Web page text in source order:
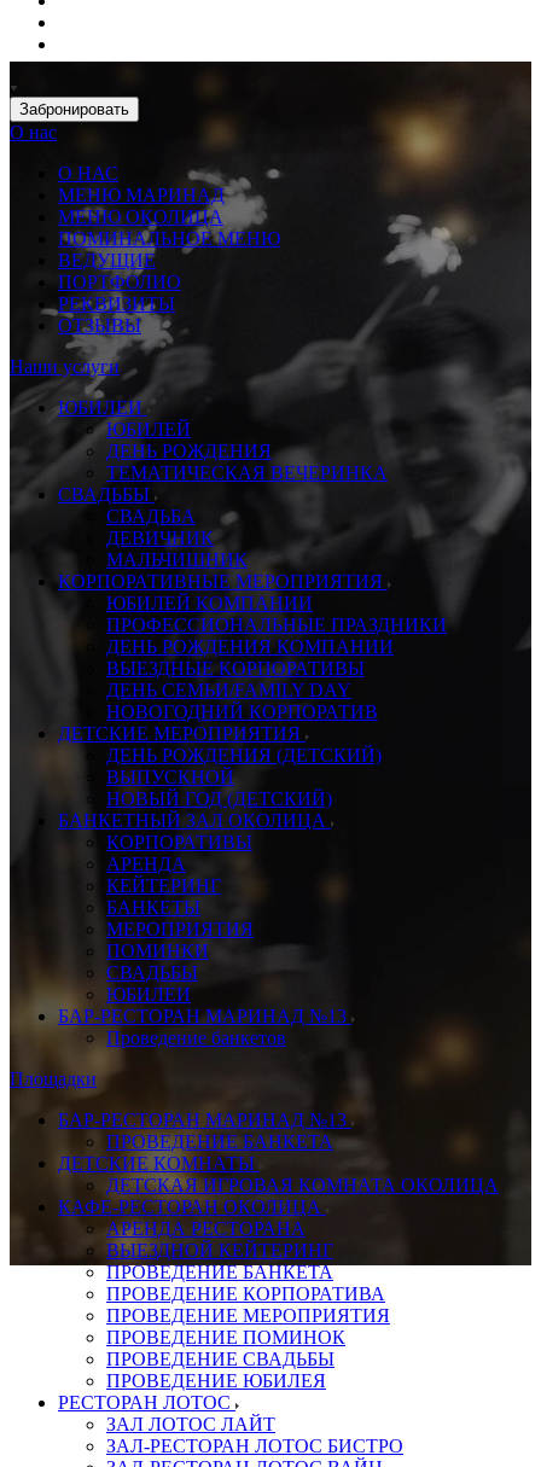
Забронировать
О нас
О НАС
МЕНЮ МАРИНАД
МЕНЮ ОКОЛИЦА
ПОМИНАЛЬНОЕ МЕНЮ
ВЕДУЩИЕ
ПОРТФОЛИО
РЕКВИЗИТЫ
ОТЗЫВЫ
Наши услуги
ЮБИЛЕИ
ЮБИЛЕЙ
ДЕНЬ РОЖДЕНИЯ
ТЕМАТИЧЕСКАЯ ВЕЧЕРИНКА
СВАДЬБЫ
СВАДЬБА
ДЕВИЧНИК
МАЛЬЧИШНИК
КОРПОРАТИВНЫЕ МЕРОПРИЯТИЯ
ЮБИЛЕЙ КОМПАНИИ
ПРОФЕССИОНАЛЬНЫЕ ПРАЗДНИКИ
ДЕНЬ РОЖДЕНИЯ КОМПАНИИ
ВЫЕЗДНЫЕ КОРПОРАТИВЫ
ДЕНЬ СЕМЬИ/FAMILY DAY
НОВОГОДНИЙ КОРПОРАТИВ
ДЕТСКИЕ МЕРОПРИЯТИЯ
ДЕНЬ РОЖДЕНИЯ (ДЕТСКИЙ)
ВЫПУСКНОЙ
НОВЫЙ ГОД (ДЕТСКИЙ)
БАНКЕТНЫЙ ЗАЛ ОКОЛИЦА
КОРПОРАТИВЫ
АРЕНДА
КЕЙТЕРИНГ
БАНКЕТЫ
МЕРОПРИЯТИЯ
ПОМИНКИ
СВАДЬБЫ
ЮБИЛЕИ
БАР-РЕСТОРАН МАРИНАД №13
Проведение банкетов
Площадки
БАР-РЕСТОРАН МАРИНАД №13
ПРОВЕДЕНИЕ БАНКЕТА
ДЕТСКИЕ КОМНАТЫ
ДЕТСКАЯ ИГРОВАЯ КОМНАТА ОКОЛИЦА
КАФЕ-РЕСТОРАН ОКОЛИЦА
АРЕНДА РЕСТОРАНА
ВЫЕЗДНОЙ КЕЙТЕРИНГ
ПРОВЕДЕНИЕ БАНКЕТА
ПРОВЕДЕНИЕ КОРПОРАТИВА
ПРОВЕДЕНИЕ МЕРОПРИЯТИЯ
ПРОВЕДЕНИЕ ПОМИНОК
ПРОВЕДЕНИЕ СВАДЬБЫ
ПРОВЕДЕНИЕ ЮБИЛЕЯ
РЕСТОРАН ЛОТОС
ЗАЛ ЛОТОС ЛАЙТ
ЗАЛ-РЕСТОРАН ЛОТОС БИСТРО